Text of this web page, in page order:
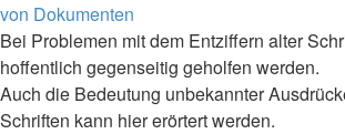
von Dokumenten
Bei Problemen mit dem Entziffern alter
hoffentlich gegenseitig geholfen werden.
Auch die Bedeutung unbekannter
Schriften kann hier erörtert werden.